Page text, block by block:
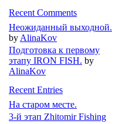
Recent Comments
Неожиданный выходной.
by AlinaKov
Подготовка к первому
этапу IRON FISH. by
AlinaKov
Recent Entries
На старом месте.
3-й этап Zhitomir Fishing